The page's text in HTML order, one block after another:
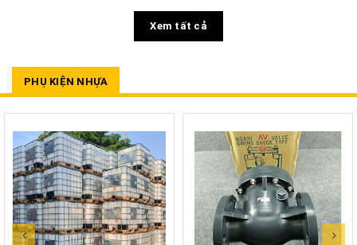
Xem tất cả
PHỤ KIỆN NHỰA